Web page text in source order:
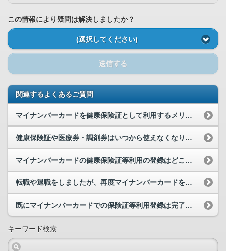
この情報により疑問は解決しましたか？
(選択してください)
送信する
関連するよくあるご質問
マイナンバーカードを健康保険証として利用するメリットは何ですか。
健康保険証や医療券・調剤券はいつから使えなくなりますか。
マイナンバーカードの健康保険証等利用の登録はどこから行えますか。
転職や退職をしましたが、再度マイナンバーカードを健康保険証等として利用するための登録が必要でし...
既にマイナンバーカードでの保険証等利用登録は完了していますが、就職や転職、退職等により、健康保...
キーワード検索